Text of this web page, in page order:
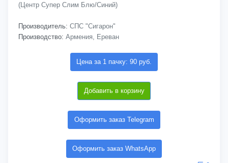
(Центр Супер Слим Блю/Синий)
Производитель: СПС "Сигарон"
Производство: Армения, Ереван
Цена за 1 пачку: 90 руб.
Добавить в корзину
Оформить заказ Telegram
Оформить заказ WhatsApp